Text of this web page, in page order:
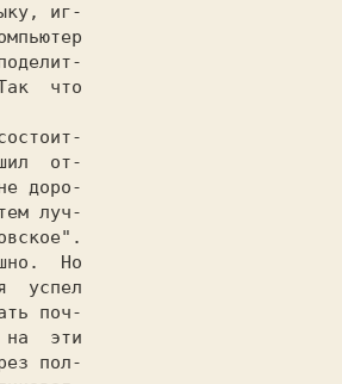
иг-
что
от-
доро-
успел
поч-
на  эти
пол-